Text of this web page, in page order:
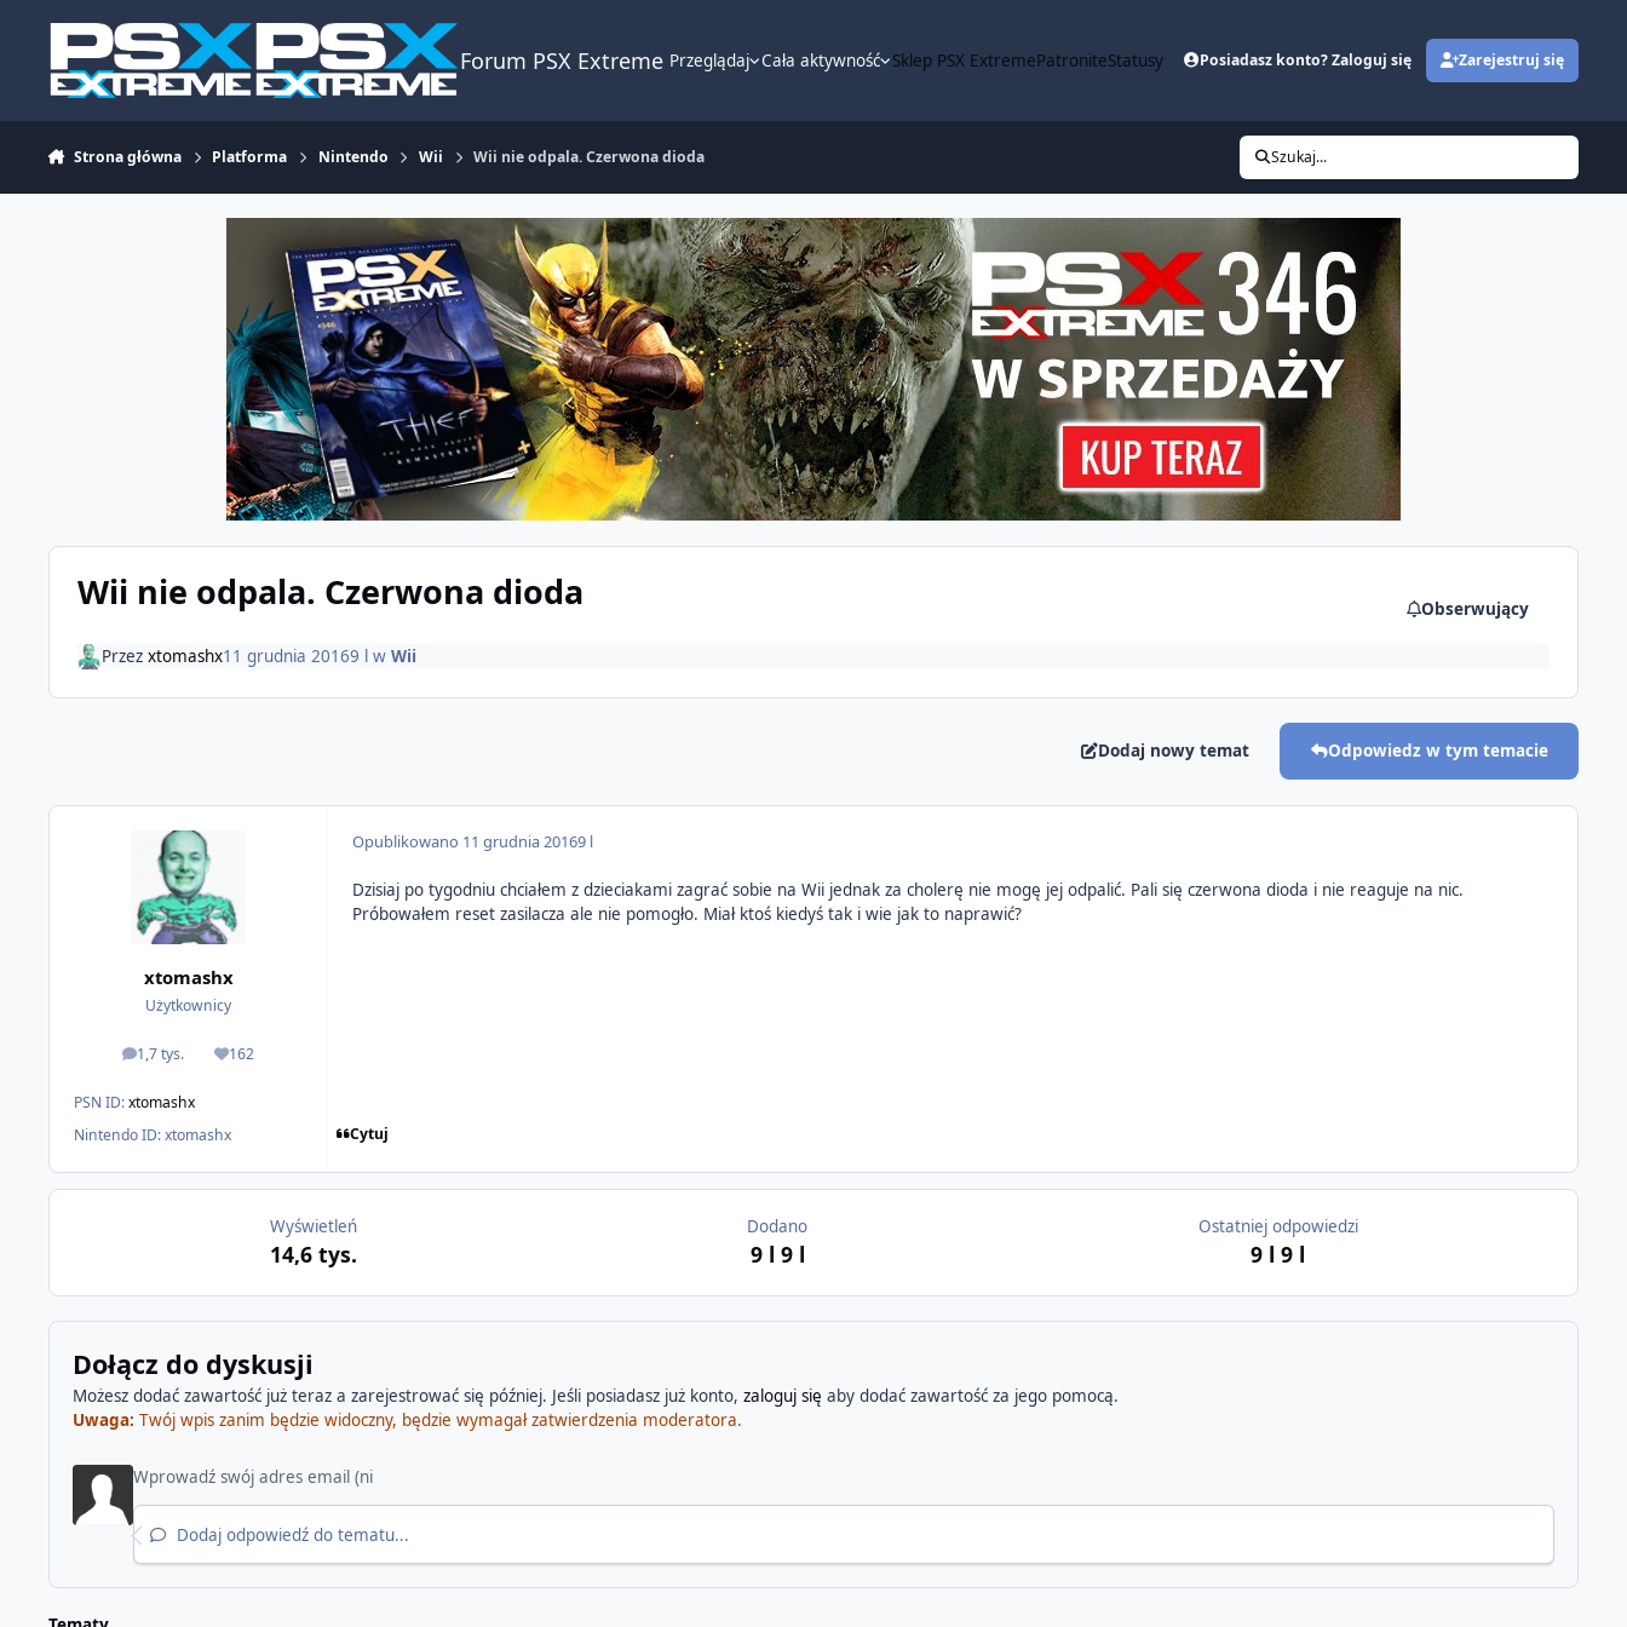
Forum PSX Extreme Przeglądaj Cała aktywność Sklep PSX ExtremePatroniteStatusy Posiadasz konto? Zaloguj się Zarejestruj się
Strona główna Platforma Nintendo Wii Wii nie odpala. Czerwona dioda Szukaj...
Wii nie odpala. Czerwona dioda Obserwujący
Przezxtomashx11 grudnia 20169 lwWii
Dodaj nowy temat Odpowiedz w tym temacie
xtomashx
Użytkownicy
1,7 tys.
odpowiedzi162
Reputacja
PSN ID:xtomashx
Nintendo ID:xtomashx
Opublikowano 11 grudnia 20169 l
Dzisiaj po tygodniu chciałem z dzieciakami zagrać sobie na Wii jednak za cholerę nie mogę jej odpalić. Pali się czerwona dioda i nie reaguje na nic.
Próbowałem reset zasilacza ale nie pomogło. Miał ktoś kiedyś tak i wie jak to naprawić?
Cytuj
Wyświetleń
14,6 tys.
Dodano
9 l 9 l
Ostatniej odpowiedzi
9 l 9 l
Dołącz do dyskusji
Możesz dodać zawartość już teraz a zarejestrować się później. Jeśli posiadasz już konto, zaloguj się aby dodać zawartość za jego pomocą.
Uwaga: Twój wpis zanim będzie widoczny, będzie wymagał zatwierdzenia moderatora.
Dodaj odpowiedź do tematu...